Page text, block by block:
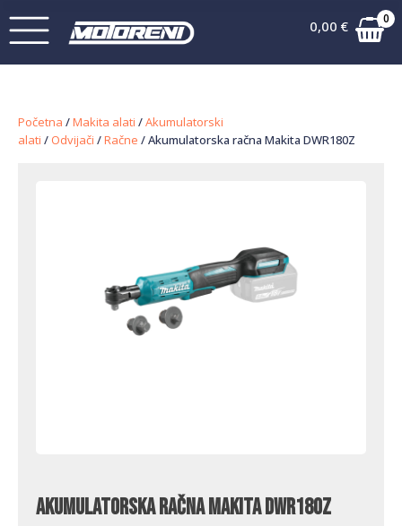
0,00 € 0
Početna /Makita alati /Akumulatorski
alati / Odvijači /Račne / Akumulatorska račna Makita DWR180Z
Akumulatorska račna Makita DWR180Z